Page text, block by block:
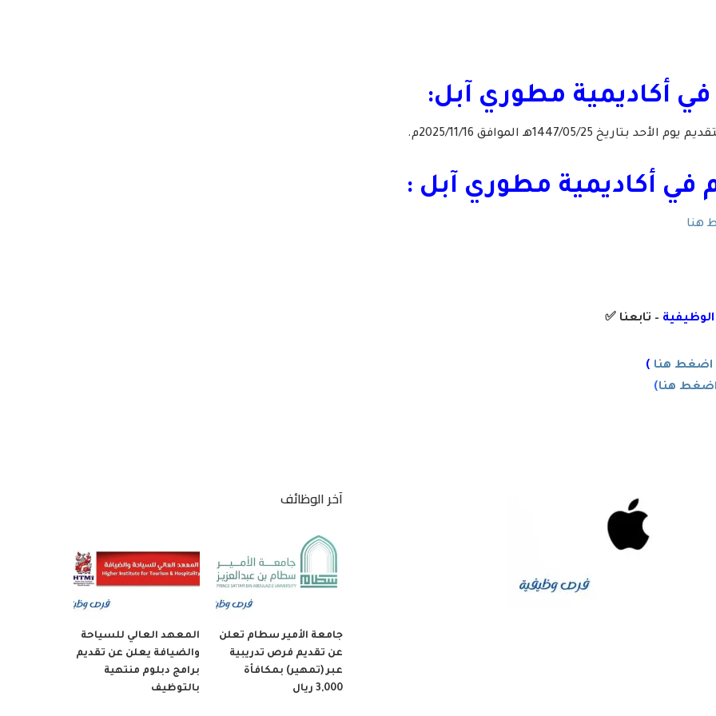
في أكاديمية مطوري آبل:
1447/05/25هـ الموافق 2025/11/16م.
في أكاديمية مطوري آبل :
هنا
الوظيفية – تابعنا ✅
اضغط هنا )
هنا)
آخر الوظائف
جامعة الأمير سطام تعلن
عن تقديم فرص تدريبية
عبر (تمهير) بمكافأة
3,000 ريال
المعهد العالي للسياحة
والضيافة يعلن عن تقديم
برامج دبلوم منتهية
بالتوظيف